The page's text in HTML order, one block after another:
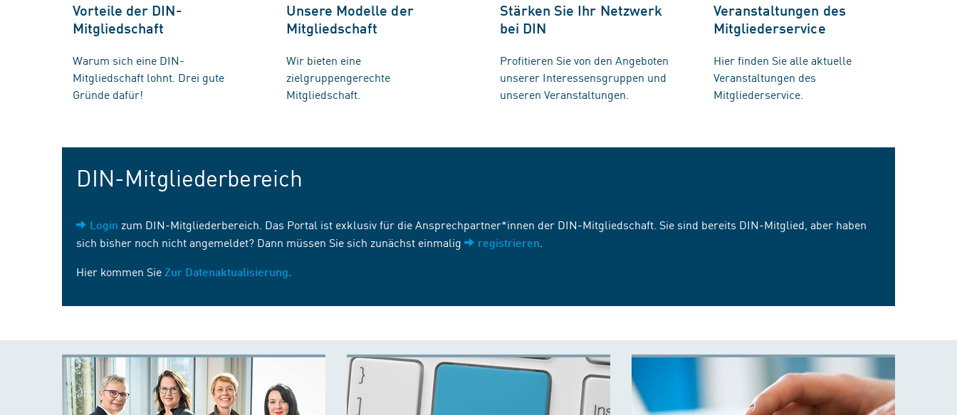
Vorteile der DIN-
Mitgliedschaft
Warum sich eine DIN-
Mitgliedschaft lohnt. Drei gute
Gründe dafür!
Unsere Modelle der
Mitgliedschaft
Wir bieten eine
zielgruppengerechte
Mitgliedschaft.
Stärken Sie Ihr Netzwerk
bei DIN
Profitieren Sie von den Angeboten
unserer Interessensgruppen und
unseren Veranstaltungen.
Veranstaltungen des
Mitgliederservice
Hier finden Sie alle aktuelle
Veranstaltungen des
Mitgliederservice.
DIN-Mitgliederbereich
Login zum DIN-Mitgliederbereich. Das Portal ist exklusiv für die Ansprechpartner*innen der DIN-Mitgliedschaft. Sie sind bereits DIN-Mitglied, aber haben
sich bisher noch nicht angemeldet? Dann müssen Sie sich zunächst einmalig
registrieren
Hier kommen Sie Zur Datenaktualisierung.